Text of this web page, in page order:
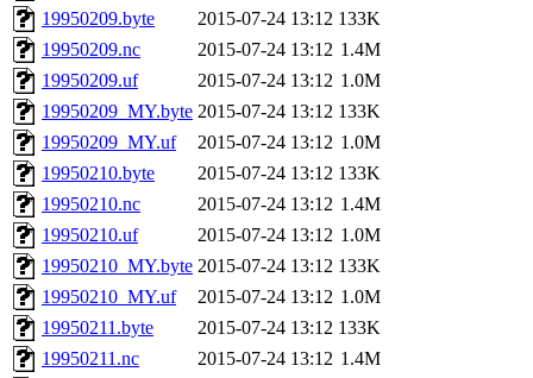
19950209.byte
2015-07-24 13:12 133K
19950209.nc
2015-07-24 13:12 1.4M
19950209.uf
2015-07-24 13:12 1.0M
19950209_MY.byte 2015-07-24 13:12 133K
19950209_MY.uf
2015-07-24 13:12 1.0M
19950210.byte
2015-07-24 13:12 133K
19950210.nc
2015-07-24 13:12 1.4M
19950210.uf
2015-07-24 13:12 1.0M
19950210_MY.byte 2015-07-24 13:12 133K
19950210_MY.uf
2015-07-24 13:12 1.0M
19950211.byte
2015-07-24 13:12 133K
19950211.nc
2015-07-24 13:12 1.4M